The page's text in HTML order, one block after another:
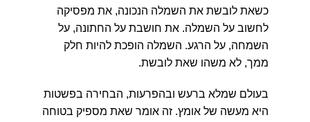
כשאת לובשת את השמלה הנכונה, את מפסיקה
לחשוב על השמלה. את חושבת על החתונה, על
השמחה, על הרגע. השמלה הופכת להיות חלק
ממך, לא משהו שאת לובשת.
בעולם שמלא ברעש ובהפרעות, הבחירה בפשטות
היא מעשה של אומץ. זה אומר שאת מספיק בטוחה